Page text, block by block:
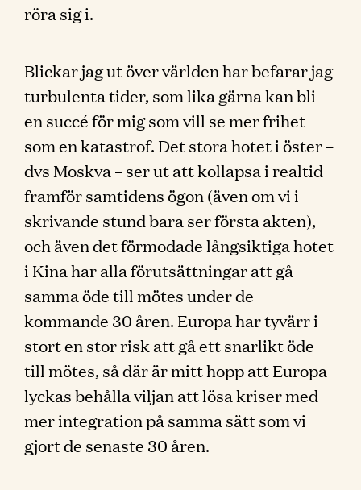
röra sig i.
Blickar jag ut över världen har befarar jag
turbulenta tider, som lika gärna kan bli
en succé för mig som vill se mer frihet
som en katastrof. Det stora hotet i öster –
dvs Moskva – ser ut att kollapsa i realtid
framför samtidens ögon (även om vi i
skrivande stund bara ser första akten),
och även det förmodade långsiktiga hotet
i Kina har alla förutsättningar att gå
samma öde till mötes under de
kommande 30 åren. Europa har tyvärr i
stort en stor risk att gå ett snarlikt öde
till mötes, så där är mitt hopp att Europa
lyckas behålla viljan att lösa kriser med
mer integration på samma sätt som vi
gjort de senaste 30 åren.